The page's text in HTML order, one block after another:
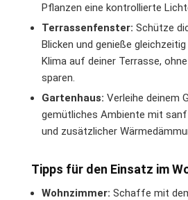
Pflanzen eine kontrollierte
Terrassenfenster: Schütze
Blicken und genieße
Klima auf deiner Terrasse,
sparen.
Gartenhaus: Verleihe deinem
gemütliches Ambiente mit
und zusätzlicher
Tipps für den Einsatz im
Wohnzimmer: Schaffe mit